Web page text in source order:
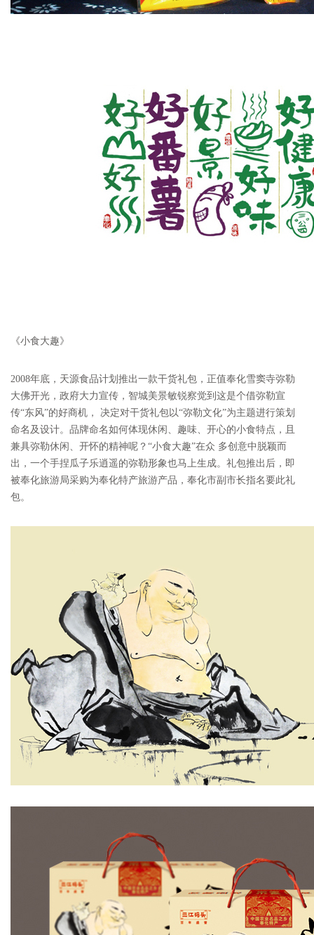
《小食大趣》
2008年底，天源食品计划推出一款干货礼包，正值奉化雪窦寺弥勒
大佛开光，政府大力宣传，智城美景敏锐察觉到这是个借弥勒宣
传“东风”的好商机， 决定对干货礼包以“弥勒文化”为主题进行策划
命名及设计。品牌命名如何体现休闲、趣味、开心的小食特点，且
兼具弥勒休闲、开怀的精神呢？“小食大趣”在众 多创意中脱颖而
出，一个手捏瓜子乐逍遥的弥勒形象也马上生成。礼包推出后，即
被奉化旅游局采购为奉化特产旅游产品，奉化市副市长指名要此礼
包。